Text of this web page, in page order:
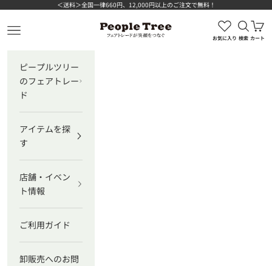
コンテンツへスキップ＜送料＞全国一律660円、12,000円以上のご注文で無料！
ピープルツリー公式オンラインショップ
メニューを開く
お気に入り
検索を
検索
カ
カート
ピープルツリー
のフェアトレー
ド
アイテムを探
す
店舗・イベン
ト情報
ご利用ガイド
卸販売へのお問